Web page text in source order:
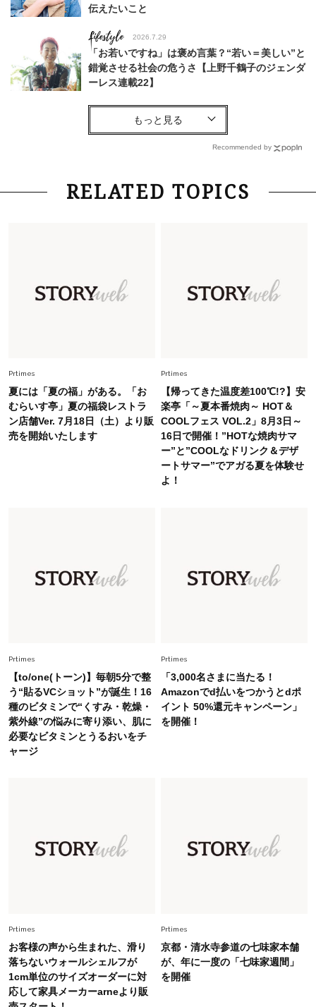
伝えたいこと
Lifestyle 2026.7.29
「お若いですね」は褒め言葉？“若い＝美しい”と
錯覚させる社会の危うさ【上野千鶴子のジェンダ
ーレス連載22】
Fashion
中村ゆりさん「40代になり、やっと“仕事以外の
Fashion 2026.7.16
白黒でもこんなに華やぐ！40代、夏の「甘めト
「オシャレ」も整うトレンドトップス〈4選〉
Fashion 2026.8.5
オシャレ40代の【ワンピ＆オールインワン】最
旬着こなし3選。地味見え回避のコツは「バッグ
毎日忙しい40代が頼れる！無難に見えない【ひ
とくせ黒ワンピ】〈5選〉
やぐ【甘め黒アイテム】3選
Fashion 2026.7.25
26年夏は「小ぶり」が大流行中！人と被らない
【最旬かごバッグ】6選
Fashion 2026.7.2
Recommended by
RELATED TOPICS
Prtimes
夏には「夏の福」がある。「お
むらいす亭」夏の福袋レストラ
ン店舗Ver. 7月18日（土）より販
売を開始いたします
Prtimes
【帰ってきた温度差100℃!?】安
楽亭「～夏本番焼肉～ HOT＆
COOLフェス VOL.2」8月3日～
16日で開催！”HOTな焼肉サマ
ー”と”COOLなドリンク＆デザ
ートサマー”でアガる夏を体験せ
よ！
Prtimes
【to/one(トーン)】毎朝5分で整
う“貼るVCショット”が誕生！16
種のビタミンで“くすみ・乾燥・
紫外線”の悩みに寄り添い、肌に
必要なビタミンとうるおいをチ
ャージ
Prtimes
「3,000名さまに当たる！
Amazonでd払いをつかうとdポ
イント 50%還元キャンペーン」
を開催！
Prtimes
お客様の声から生まれた、滑り
落ちないウォールシェルフが
1cm単位のサイズオーダーに対
応して家具メーカーarneより販
Prtimes
京都・清水寺参道の七味家本舗
が、年に一度の「七味家週間」
を開催